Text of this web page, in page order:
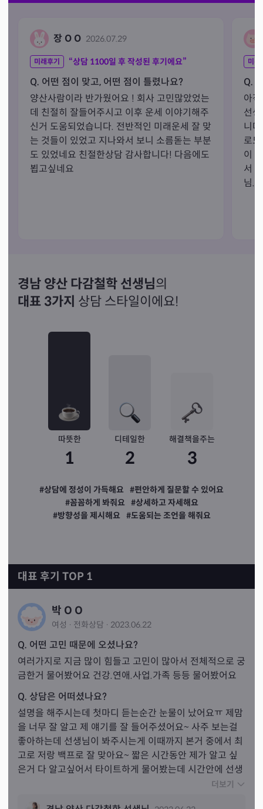
장 O O 2026.07.29
미래후기 “상담 1100일 후 작성된 후기에요”
Q. 어떤 점이 맞고, 어떤 점이 틀렸나요?
양산사람이라 반가웠어요 ! 회사 고민많았었는
데 친절히 잘들어주시고 이후 운세 이야기해주
신거 도움되었습니다. 전반적인 미래운세 잘 맞
는 것들이 있었고 지나와서 보니 소름돋는 부분
도 있었네요 친절한상담 감사합니다! 다음에도
뵙고싶네요
미래
Q.
아
선
니
로
이
서
님.
경남 양산 다감철학 선생님의
대표 3가지 상담 스타일이에요!
따뜻한
1
디테일한
2
해결책을주는
3
#상담에 정성이 가득해요 #편안하게 질문할 수 있어요
#꼼꼼하게 봐줘요 #상세하고 자세해요
#방향성을 제시해요 #도움되는 조언을 해줘요
대표 후기 TOP 1
박 O O
여성 · 전화상담 · 2023.06.22
Q. 어떤 고민 때문에 오셨나요?
여러가지로 지금 많이 힘들고 고민이 많아서 전체적으로 궁
금한거 물어봤어요 건강.연애.사업.가족 등등 물어봤어요
Q. 상담은 어떠셨나요?
설명을 해주시는데 첫마디 듣는순간 눈물이 났어요ㅠ 제맘
을 너무 잘 알고 제 얘기를 잘 들어주셨어요~ 사주 보는걸
좋아하는데 선생님이 봐주시는게 이때까지 본거 중에서 최
고로 저랑 백프로 잘 맞아요~ 짧은 시간동안 제가 알고 싶
은거 다 알고싶어서 타이트하게 물어봤는데 시간안에 선생
님께서도 빠르게 말씀을 다해주셔서 속이 다 시원하고 기분
더보기